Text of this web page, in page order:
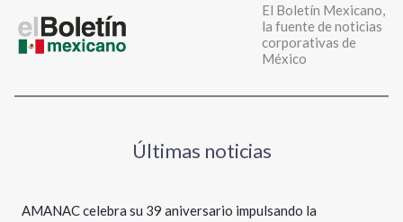
El Boletín Mexicano,
la fuente de noticias
corporativas de
México
Últimas noticias
AMANAC celebra su 39 aniversario impulsando la